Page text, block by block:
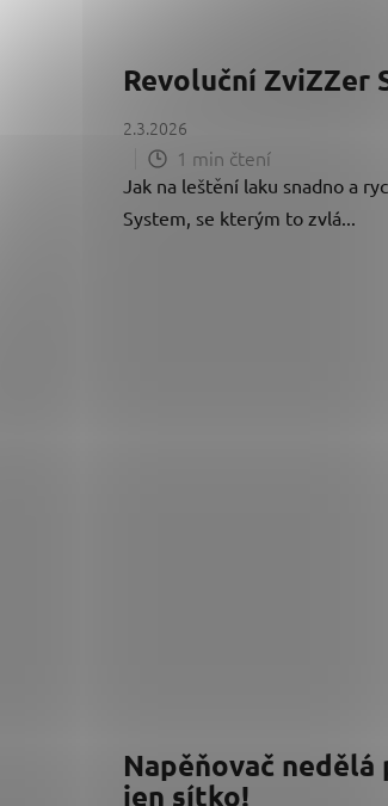
Revoluční ZviZZer
2.3.2026
1 min čtení
Jak na leštění laku snadno a
System, se kterým to zvlá...
Napěňovač
jen sítko!